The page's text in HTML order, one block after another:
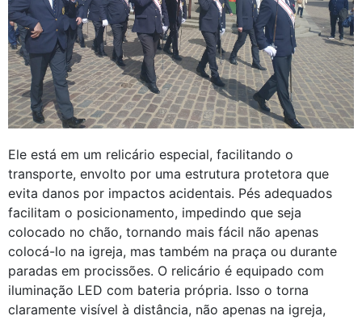
Ele está em um relicário especial, facilitando o
transporte, envolto por uma estrutura protetora que
evita danos por impactos acidentais. Pés adequados
facilitam o posicionamento, impedindo que seja
colocado no chão, tornando mais fácil não apenas
colocá-lo na igreja, mas também na praça ou durante
paradas em procissões. O relicário é equipado com
iluminação LED com bateria própria. Isso o torna
claramente visível à distância, não apenas na igreja,